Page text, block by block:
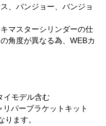
、バンジョー、バンジョ
マスターシリンダーの仕
角度が異なる為、WEBカ
イモデル含む
パーブラケットキット
ります。